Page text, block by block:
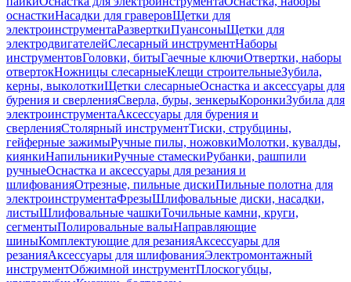
оснасткиНасадки для граверовЩетки для
электроинструментаРазверткиПуансоныЩетки для
электродвигателейСлесарный инструментНаборы
инструментовГоловки, битыГаечные ключиОтвертки, наборы
отвертокНожницы слесарныеКлещи строительныеЗубила,
керны, выколоткиЩетки слесарныеОснастка и аксессуары для
бурения и сверленияСверла, буры, зенкерыКоронкиЗубила для
электроинструментаАксессуары для бурения и
сверленияСтолярный инструментТиски, струбцины,
гейферные зажимыРучные пилы, ножовкиМолотки, кувалды,
киянкиНапильникиРучные стамескиРубанки, рашпили
ручныеОснастка и аксессуары для резания и
шлифованияОтрезные, пильные дискиПильные полотна для
электроинструментаФрезыШлифовальные диски, насадки,
листыШлифовальные чашкиТочильные камни, круги,
сегментыПолировальные валыНаправляющие
шиныКомплектующие для резанияАксессуары для
резанияАксессуары для шлифованияЭлектромонтажный
инструментОбжимной инструментПлоскогубцы,